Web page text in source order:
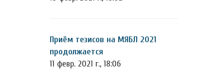
Приём тезисов на МЯБЛ 2021
продолжается
11 февр. 2021 г., 18:06